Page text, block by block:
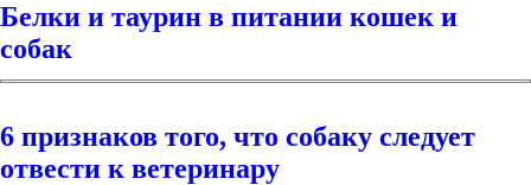
Белки и таурин в питании кошек и
собак
6 признаков того, что собаку следует
отвести к ветеринару